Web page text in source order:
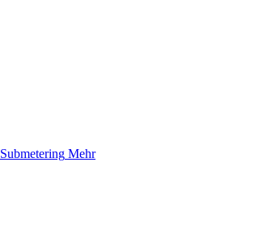
Submetering Mehr